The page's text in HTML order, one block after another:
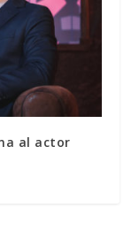
al actor